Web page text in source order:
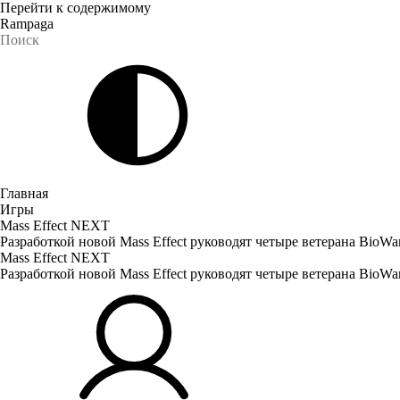
Перейти к содержимому
Rampaga
Главная
Игры
Mass Effect NEXT
Разработкой новой Mass Effect руководят четыре ветерана
Mass Effect NEXT
Разработкой новой Mass Effect руководят четыре ветерана